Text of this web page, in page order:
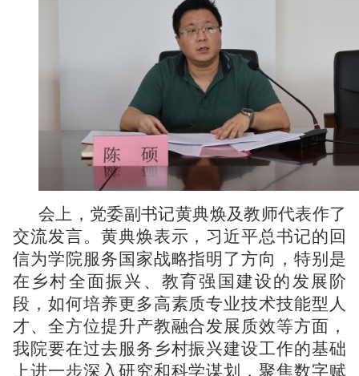
会上，党委副书记黄典焕及教师代表作了
交流发言。黄典焕表示，习近平总书记的回
信为学院服务国家战略指明了方向，特别是
在乡村全面振兴、教育强国建设的发展阶
段，如何培养更多高素质专业技术技能型人
才、全方位提升产教融合发展质效等方面，
我院要在过去服务乡村振兴建设工作的基础
上进一步深入研究和科学谋划 ， 聚焦数字赋